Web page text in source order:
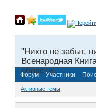
"Никто не забыт,
Всенародная
области.
Форум Участники
Активные темы